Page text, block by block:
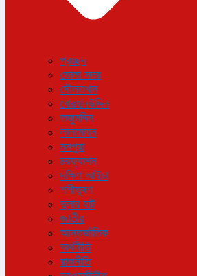
প্রচ্ছদ
ভোলা সদর
দৌলতখান
বোরহানউদ্দিন
তজুমদ্দিন
লালমোহন
মনপুরা
চরফ্যাশন
দক্ষিণ আইচা
শশীভূষণ
দুলার হাট
জাতীয়
আন্তর্জাতিক
অর্থনীতি
রাজনীতি